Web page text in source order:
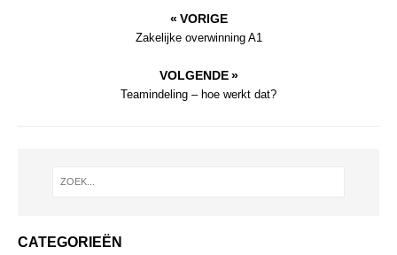
« VORIGE
Zakelijke overwinning A1
VOLGENDE »
Teamindeling – hoe werkt dat?
CATEGORIEËN